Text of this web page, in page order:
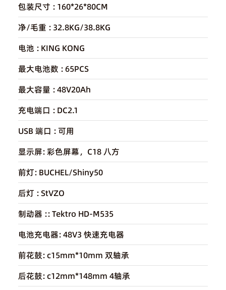
包装尺寸 : 160*26*80CM
净/毛重 : 32.8KG/38.8KG
电池 : KING KONG
最大电池数 :65PCS
最大容量 :48V20Ah
充电端口 : DC2.1
USB 端口 : 可用
显示屏:彩色屏幕，C18 八方
前灯: BUCHEL/Shiny50
后灯 :StVZO
制动器 ::Tektro HD-M535
电池充电器:48V3 快速充电器
前花鼓:c15mm*10mm 双轴承
后花鼓:c12mm*148mm 4轴承